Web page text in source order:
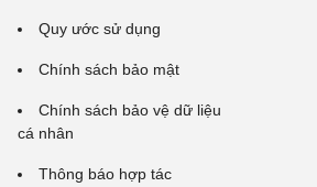
Quy ước sử dụng
Chính sách bảo mật
Chính sách bảo vệ dữ liệu
cá nhân
Thông báo hợp tác